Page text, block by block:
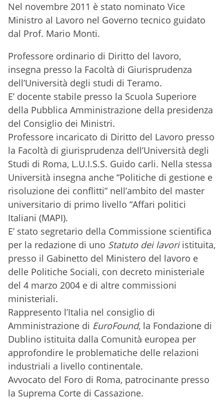
Nel novembre 2011 è stato nominato Vice
Ministro al Lavoro nel Governo tecnico guidato
dal Prof. Mario Monti.
Professore ordinario di Diritto del lavoro,
insegna presso la Facoltà di Giurisprudenza
dell’Università degli studi di Teramo.
E’ docente stabile presso la Scuola Superiore
della Pubblica Amministrazione della presidenza
del Consiglio dei Ministri.
Professore incaricato di Diritto del Lavoro presso
la Facoltà di giurisprudenza dell’Università degli
Studi di Roma, L.U.I.S.S. Guido carli. Nella stessa
Università insegna anche “Politiche di gestione e
risoluzione dei conflitti” nell’ambito del master
universitario di primo livello “Affari politici
Italiani (MAPI).
E’ stato segretario della Commissione scientifica
per la redazione di uno Statuto dei lavoriistituita,
presso il Gabinetto del Ministero del lavoro e
delle Politiche Sociali, con decreto ministeriale
del 4 marzo 2004 e di altre commissioni
ministeriali.
Rappresento l’Italia nel consiglio di
Amministrazione di EuroFound, la Fondazione di
Dublino istituita dalla Comunità europea per
approfondire le problematiche delle relazioni
industriali a livello continentale.
Avvocato del Foro di Roma, patrocinante presso
la Suprema Corte di Cassazione.